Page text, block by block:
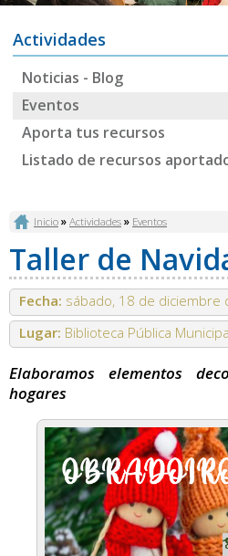
Actividades
Noticias - Blog
Eventos
Aporta tus recursos
Listado de recursos
Se encuentra
Inicio»Actividades» Eventos
Taller de
Fecha: sábado, 18 de diciembre
Lugar: Biblioteca Pública
Elaboramos elementos
hogares